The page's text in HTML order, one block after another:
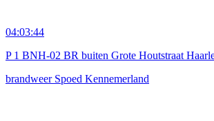
04:03:44
P 1 BNH-02 BR buiten Grote Houtstraat
brandweer Spoed Kennemerland